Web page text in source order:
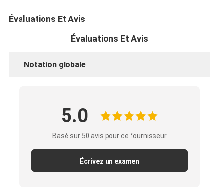
Évaluations Et Avis
Évaluations Et Avis
Notation globale
5.0
Basé sur 50 avis pour ce fournisseur
Écrivez un examen